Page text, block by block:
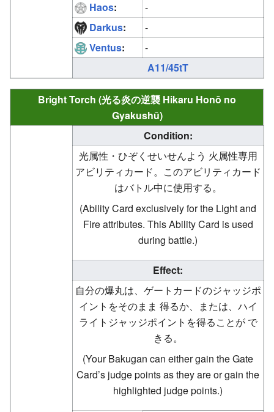
Haos:
-
Darkus:
-
Ventus:
-
A11/45tT
Bright Torch (光る炎の逆襲 Hikaru Honō no
Gyakushū)
Condition:
光属性・ひぞくせいせんよう 火属性専用
アビリティカード。このアビリティカード
はバトル中に使用する。
(Ability Card exclusively for the Light and
Fire attributes. This Ability Card is used
during battle.)
Effect:
自分の爆丸は、ゲートカードのジャッジポ
イントをそのまま 得るか、または、ハイ
ライトジャッジポイントを得ることが で
きる。
(Your Bakugan can either gain the Gate
Card’s judge points as they are or gain the
highlighted judge points.)